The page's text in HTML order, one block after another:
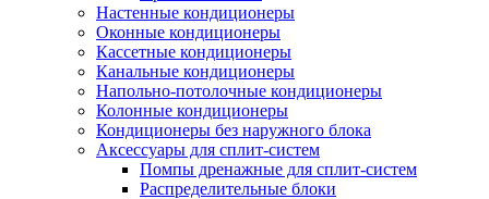
Настенные кондиционеры
Оконные кондиционеры
Кассетные кондиционеры
Канальные кондиционеры
Напольно-потолочные кондиционеры
Колонные кондиционеры
Кондиционеры без наружного блока
Аксессуары для сплит-систем
Помпы дренажные для сплит-систем
Распределительные блоки